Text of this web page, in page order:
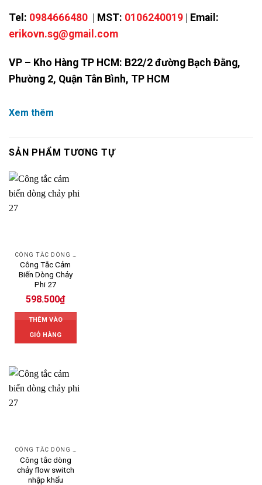
Tel: 0984666480 | MST: 0106240019 | Email:
erikovn.sg@gmail.com
VP – Kho Hàng TP HCM: B22/2 đường Bạch Đằng,
Phường 2, Quận Tân Bình, TP HCM
Xem thêm
SẢN PHẨM TƯƠNG TỰ
Công Tắc Cảm
Biến Dòng Chảy
Phi 27
598.500₫
THÊM VÀO
GIỎ HÀNG
Công tắc dòng
chảy flow switch
nhập khẩu